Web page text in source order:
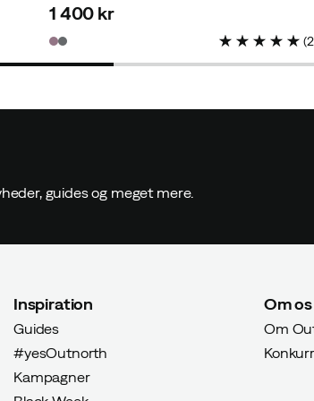
price
1 400 kr
(2
guides og meget mere.
Inspiration
Guides
#yesOutnorth
Kampagner
Om os
Om